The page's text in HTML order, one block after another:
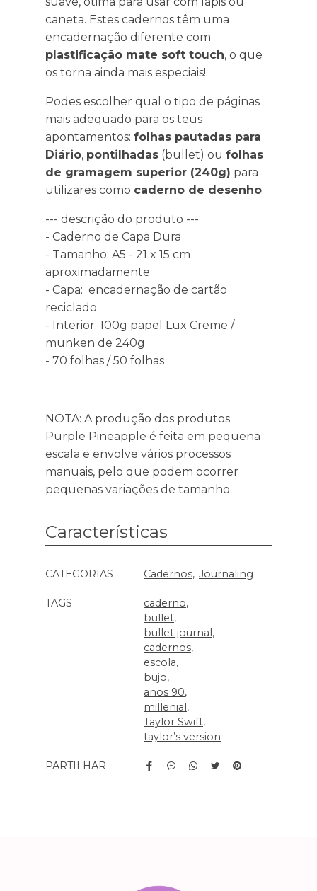
caneta. Estes cadernos têm uma
encadernação diferente com
plastificação mate soft touch, o que
os torna ainda mais especiais!
Podes escolher qual o tipo de páginas
mais adequado para os teus
apontamentos: folhas pautadas para
Diário, pontilhadas (bullet) ou folhas
de gramagem superior (240g) para
utilizares como caderno de desenho.
--- descrição do produto ---
- Caderno de Capa Dura
- Tamanho: A5 - 21 x 15 cm
aproximadamente
- Capa: encadernação de cartão
reciclado
- Interior: 100g papel Lux Creme /
munken de 240g
- 70 folhas / 50 folhas
NOTA: A produção dos produtos
Purple Pineapple é feita em pequena
escala e envolve vários processos
manuais, pelo que podem ocorrer
pequenas variações de tamanho.
Características
Características
CATEGORIAS Cadernos Journaling
TAGS
caderno
bullet
bullet journal
cadernos
escola
bujo
anos 90
millenial
Taylor Swift
taylor’s version
PARTILHAR